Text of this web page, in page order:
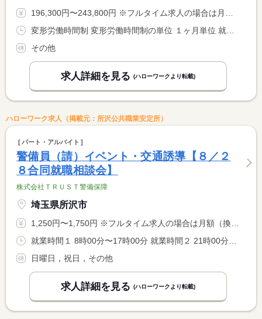
196,300円〜243,800円 ※フルタイム求人の場合は月額（換算額）、パート求人の場合は時間額を表示しています。
その他
求人詳細を見る (ハローワークより転載)
ハローワーク求人（掲載元：所沢公共職業安定所）
パート・アルバイト
警備員（請）イベント・交通誘導【８／２
８合同就職相談会】
株式会社ＴＲＵＳＴ警備保障
埼玉県所沢市
1,250円〜1,750円 ※フルタイム求人の場合は月額（換算額）、パート求人の場合は時間額を表示しています。
日曜日，祝日，その他
求人詳細を見る (ハローワークより転載)